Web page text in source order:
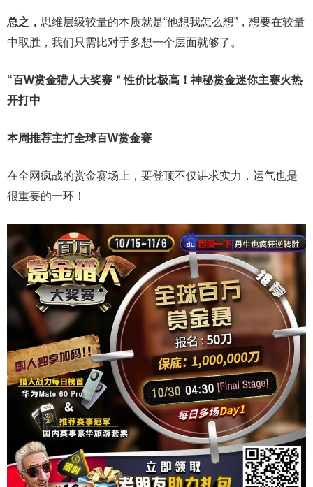
总之， 思维层级较量的本质就是“他想我怎么想”，想要在较量
中取胜，我们只需比对手多想一个层面就够了。
“百W赏金猎人大奖赛＂性价比极高！ 神秘赏金迷你主赛火热
开打中
本周推荐主打全球百W赏金赛
在全网疯战的赏金赛场上，要登顶不仅讲求实力，运气也是
很重要的一环！